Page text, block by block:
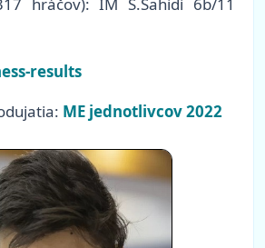
hráčov): IM S.Sahidi 6b/11
results
ME jednotlivcov 2022